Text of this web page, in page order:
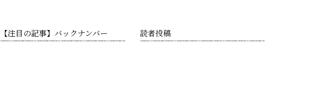
【注目の記事】バックナンバー 読者投稿